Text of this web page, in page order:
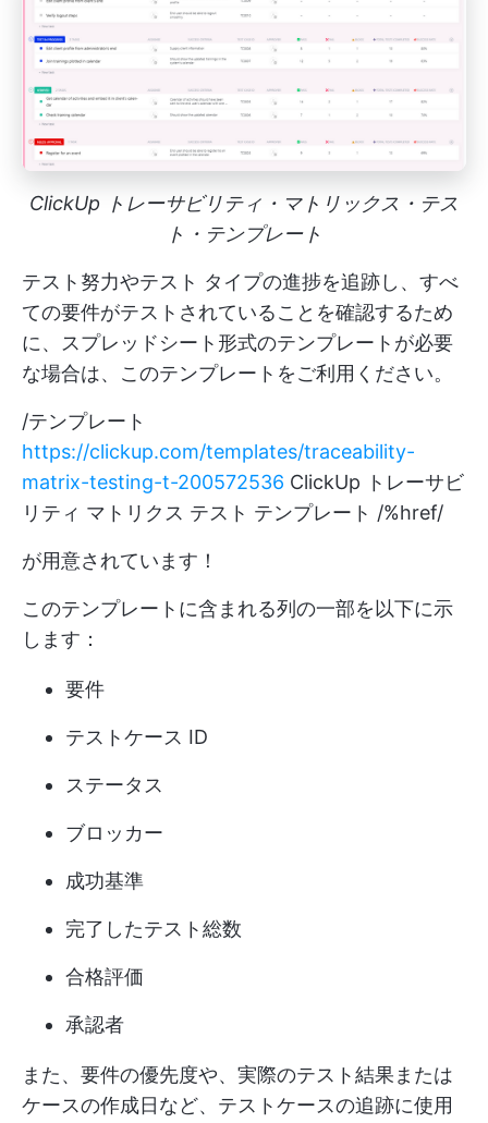
ClickUp トレーサビリティ・マトリックス・テス
ト・テンプレート
テスト努力やテスト タイプの進捗を追跡し、すべ
ての要件がテストされていることを確認するため
に、スプレッドシート形式のテンプレートが必要
な場合は、このテンプレートをご利用ください。
/テンプレート
https://clickup.com/templates/traceability-
matrix-testing-t-200572536 ClickUp トレーサビ
リティ マトリクス テスト テンプレート /%href/
が用意されています！
このテンプレートに含まれる列の一部を以下に示
します：
要件
テストケース ID
ステータス
ブロッカー
成功基準
完了したテスト総数
合格評価
承認者
また、要件の優先度や、実際のテスト結果または
ケースの作成日など、テストケースの追跡に使用